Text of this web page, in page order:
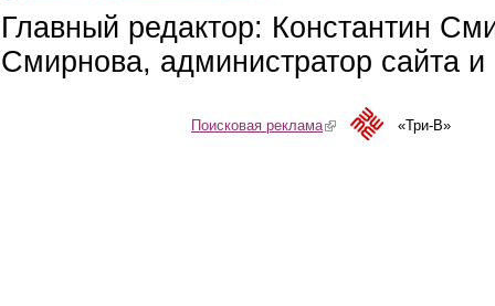
Главный редактор: Константин
Смирнова, администратор сайта
Поисковая реклама(link is external)«Три-В»